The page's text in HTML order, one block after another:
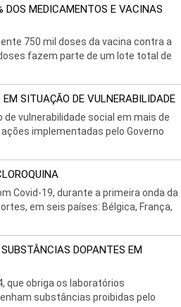
MEDICAMENTOS E VACINAS
750 mil doses da vacina contra a
fazem parte de um lote total de
SITUAÇÃO DE VULNERABILIDADE
vulnerabilidade social em mais de
implementadas pelo Governo
Covid-19, durante a primeira onda da
em seis países: Bélgica, França,
DOPANTES EM
que obriga os laboratórios
substâncias proibidas pelo